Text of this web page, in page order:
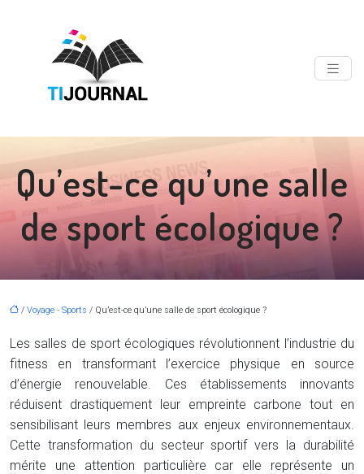
Qu’est-ce qu’une salle
de sport écologique ?
/ Voyage - Sports / Qu’est-ce qu’une salle de sport écologique ?
Les salles de sport écologiques révolutionnent l’industrie du
fitness en transformant l’exercice physique en source
d’énergie renouvelable. Ces établissements innovants
réduisent drastiquement leur empreinte carbone tout en
sensibilisant leurs membres aux enjeux environnementaux.
Cette transformation du secteur sportif vers la durabilité
mérite une attention particulière car elle représente un